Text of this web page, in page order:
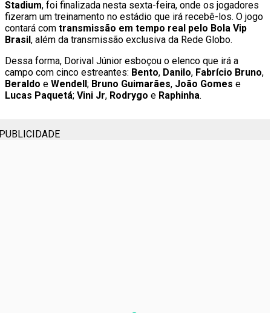
Stadium, foi finalizada nesta sexta-feira, onde os jogadores
fizeram um treinamento no estádio que irá recebê-los. O jogo
contará com transmissão em tempo real pelo Bola Vip
Brasil , além da transmissão exclusiva da Rede Globo.
Dessa forma, Dorival Júnior esboçou o elenco que irá a
campo com cinco estreantes: Bento, Danilo, Fabrício Bruno,
Beraldo e Wendell ; Bruno Guimarães, João Gomes e
Lucas Paquetá; Vini Jr, Rodrygo e Raphinha.